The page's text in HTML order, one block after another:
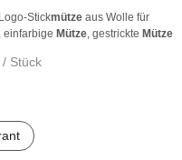
Stickmütze aus Wolle für
einfarbige Mütze, gestrickte Mütze
/ Stück